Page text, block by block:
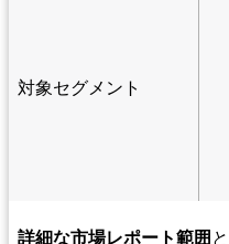
対象セグメント
詳細な市場レポート範囲 と